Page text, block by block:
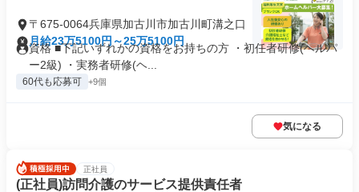
〒675-0064兵庫県加古川市加古川町溝之口
月給23万5100円～25万5100円
資格 ■下記いずれかの資格をお持ちの方 ・初任者研修(ヘルパ
ー2級) ・実務者研修(ヘ...
60代も応募可 +9個
気になる
正社員
(正社員)訪問介護のサービス提供責任者